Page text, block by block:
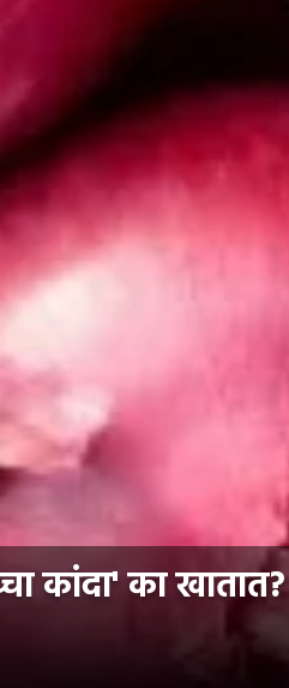
कांदा' का